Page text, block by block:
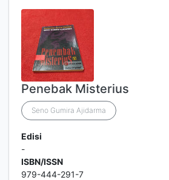
Penebak Misterius
Seno Gumira Ajidarma
Edisi
-
ISBN/ISSN
979-444-291-7